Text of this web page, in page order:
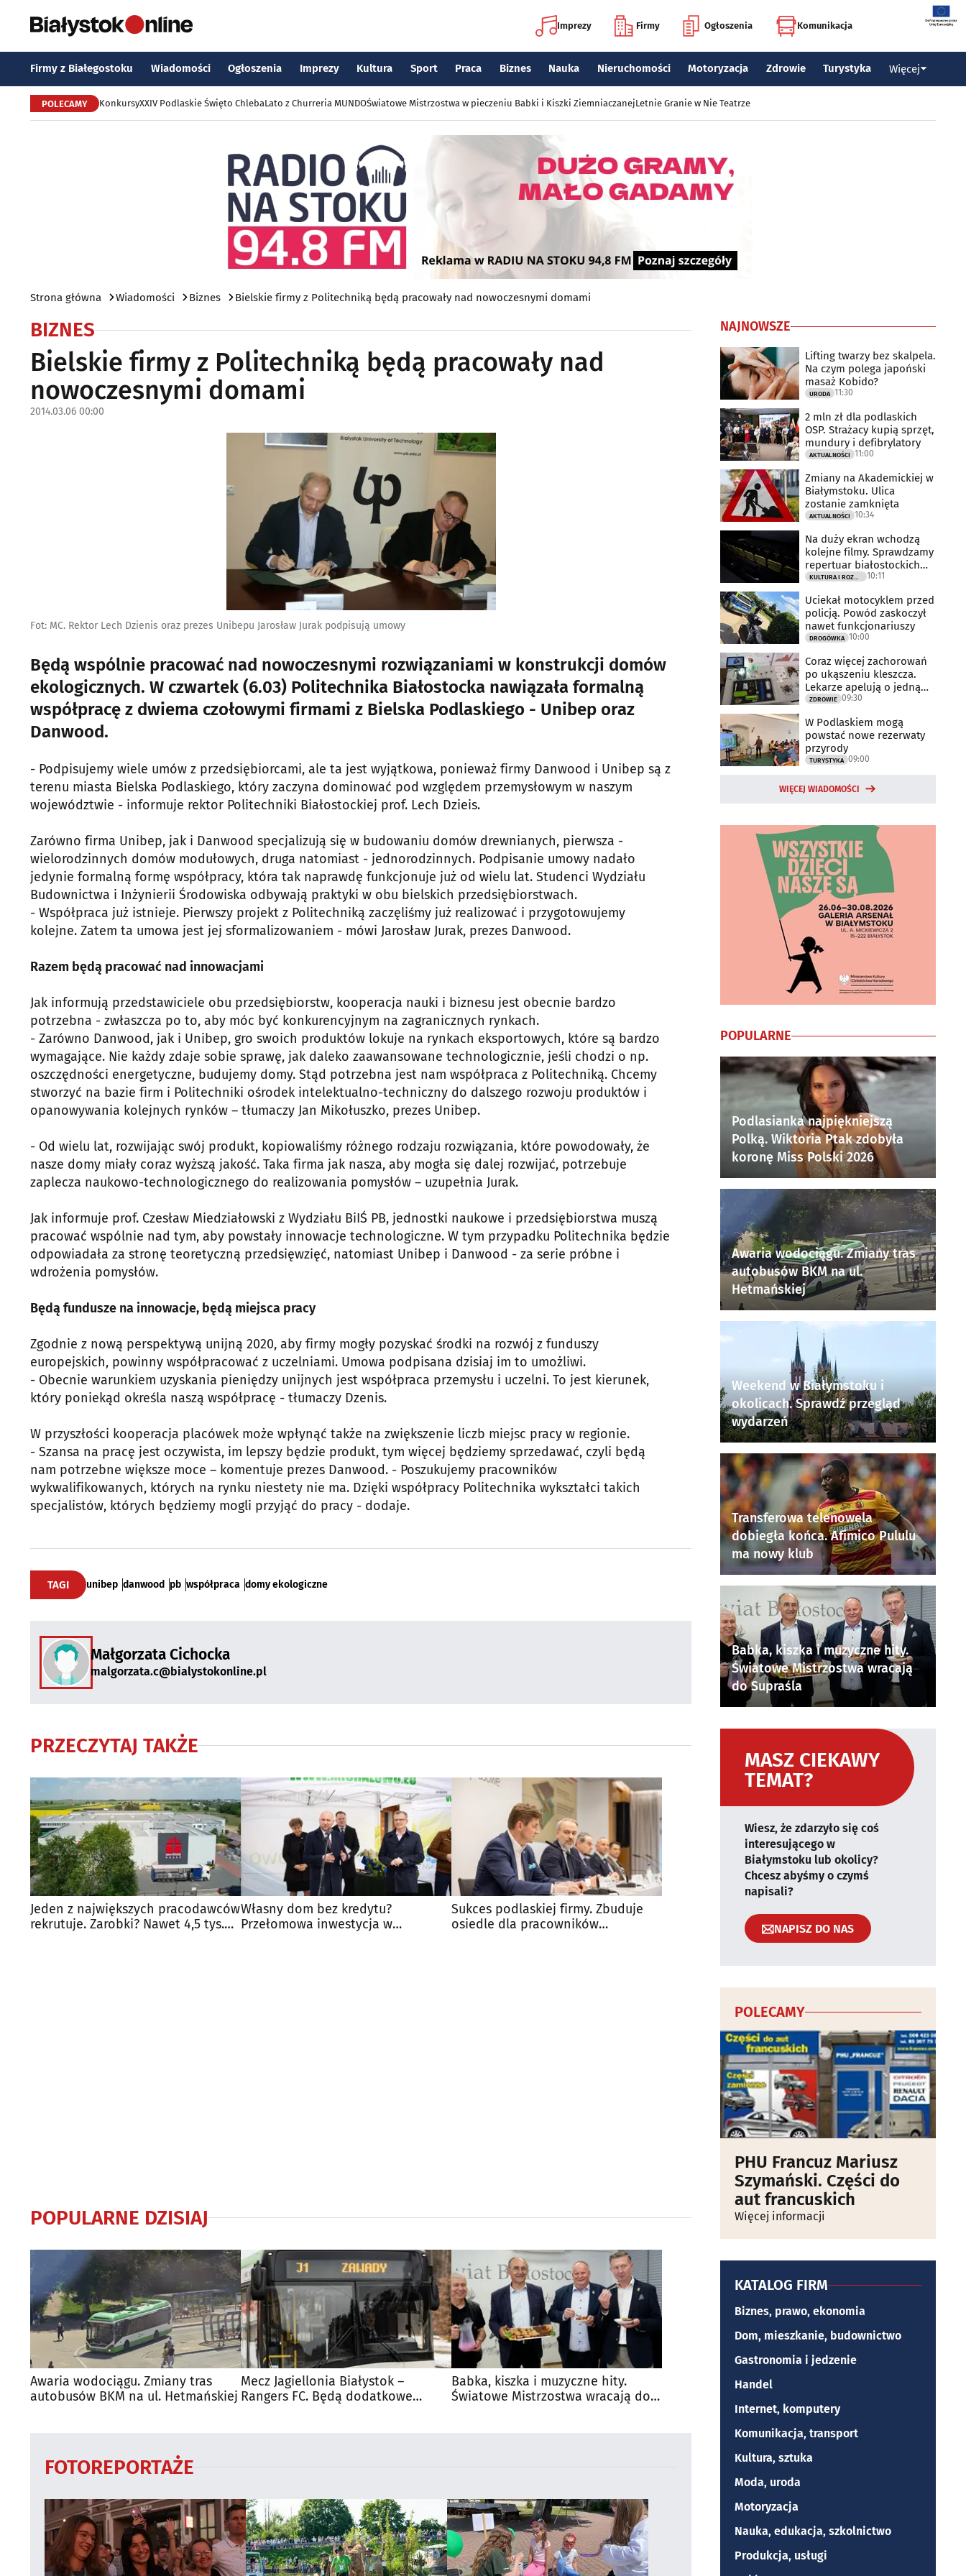
Imprezy Firmy Ogłoszenia Komunikacja
Firmy z Białegostoku Wiadomości Ogłoszenia Imprezy Kultura Sport Praca Biznes Nauka Nieruchomości Motoryzacja Zdrowie Turystyka Więcej
POLECAMY KonkursyXXIV Podlaskie Święto ChlebaLato z Churreria MUNDOŚwiatowe Mistrzostwa w pieczeniu Babki i Kiszki ZiemniaczanejLetnie Granie w Nie Teatrze
Strona główna Wiadomości Biznes Bielskie firmy z Politechniką będą pracowały nad nowoczesnymi domami
BIZNES
Bielskie firmy z Politechniką będą pracowały nad
nowoczesnymi domami
2014.03.06 00:00
Fot: MC. Rektor Lech Dzienis oraz prezes Unibepu Jarosław Jurak podpisują umowy
Będą wspólnie pracować nad nowoczesnymi rozwiązaniami w konstrukcji domów
ekologicznych. W czwartek (6.03) Politechnika Białostocka nawiązała formalną
współpracę z dwiema czołowymi firmami z Bielska Podlaskiego - Unibep oraz
Danwood.
- Podpisujemy wiele umów z przedsiębiorcami, ale ta jest wyjątkowa, ponieważ firmy Danwood i Unibep są z
terenu miasta Bielska Podlaskiego, który zaczyna dominować pod względem przemysłowym w naszym
województwie - informuje rektor Politechniki Białostockiej prof. Lech Dzieis.
Zarówno firma Unibep, jak i Danwood specjalizują się w budowaniu domów drewnianych, pierwsza -
wielorodzinnych domów modułowych, druga natomiast - jednorodzinnych. Podpisanie umowy nadało
jedynie formalną formę współpracy, która tak naprawdę funkcjonuje już od wielu lat. Studenci Wydziału
Budownictwa i Inżynierii Środowiska odbywają praktyki w obu bielskich przedsiębiorstwach.
- Współpraca już istnieje. Pierwszy projekt z Politechniką zaczęliśmy już realizować i przygotowujemy
kolejne. Zatem ta umowa jest jej sformalizowaniem - mówi Jarosław Jurak, prezes Danwood.
Razem będą pracować nad innowacjami
Jak informują przedstawiciele obu przedsiębiorstw, kooperacja nauki i biznesu jest obecnie bardzo
potrzebna - zwłaszcza po to, aby móc być konkurencyjnym na zagranicznych rynkach.
- Zarówno Danwood, jak i Unibep, gro swoich produktów lokuje na rynkach eksportowych, które są bardzo
wymagające. Nie każdy zdaje sobie sprawę, jak daleko zaawansowane technologicznie, jeśli chodzi o np.
oszczędności energetyczne, budujemy domy. Stąd potrzebna jest nam współpraca z Politechniką. Chcemy
stworzyć na bazie firm i Politechniki ośrodek intelektualno-techniczny do dalszego rozwoju produktów i
opanowywania kolejnych rynków – tłumaczy Jan Mikołuszko, prezes Unibep.
- Od wielu lat, rozwijając swój produkt, kopiowaliśmy różnego rodzaju rozwiązania, które powodowały, że
nasze domy miały coraz wyższą jakość. Taka firma jak nasza, aby mogła się dalej rozwijać, potrzebuje
zaplecza naukowo-technologicznego do realizowania pomysłów – uzupełnia Jurak.
Jak informuje prof. Czesław Miedziałowski z Wydziału BiIŚ PB, jednostki naukowe i przedsiębiorstwa muszą
pracować wspólnie nad tym, aby powstały innowacje technologiczne. W tym przypadku Politechnika będzie
odpowiadała za stronę teoretyczną przedsięwzięć, natomiast Unibep i Danwood - za serie próbne i
wdrożenia pomysłów.
Będą fundusze na innowacje, będą miejsca pracy
Zgodnie z nową perspektywą unijną 2020, aby firmy mogły pozyskać środki na rozwój z funduszy
europejskich, powinny współpracować z uczelniami. Umowa podpisana dzisiaj im to umożliwi.
- Obecnie warunkiem uzyskania pieniędzy unijnych jest współpraca przemysłu i uczelni. To jest kierunek,
który poniekąd określa naszą współpracę - tłumaczy Dzenis.
W przyszłości kooperacja placówek może wpłynąć także na zwiększenie liczb miejsc pracy w regionie.
- Szansa na pracę jest oczywista, im lepszy będzie produkt, tym więcej będziemy sprzedawać, czyli będą
nam potrzebne większe moce – komentuje prezes Danwood. - Poszukujemy pracowników
wykwalifikowanych, których na rynku niestety nie ma. Dzięki współpracy Politechnika wykształci takich
specjalistów, których będziemy mogli przyjąć do pracy - dodaje.
TAGI unibep danwood pb współpraca domy ekologiczne
Małgorzata Cichocka
malgorzata.c@bialystokonline.pl
PRZECZYTAJ TAKŻE
Jeden z największych pracodawców
rekrutuje. Zarobki? Nawet 4,5 tys.
Własny dom bez kredytu?
Przełomowa inwestycja w
Sukces podlaskiej firmy. Zbuduje
osiedle dla pracowników
POPULARNE DZISIAJ
Awaria wodociągu. Zmiany tras
autobusów BKM na ul. Hetmańskiej
Mecz Jagiellonia Białystok –
Rangers FC. Będą dodatkowe
Babka, kiszka i muzyczne hity.
Światowe Mistrzostwa wracają do
FOTOREPORTAŻE
NAJNOWSZE
Lifting twarzy bez skalpela.
Na czym polega japoński
masaż Kobido?
URODA 11:30
2 mln zł dla podlaskich
OSP. Strażacy kupią sprzęt,
mundury i defibrylatory
AKTUALNOŚCI 11:00
Zmiany na Akademickiej w
Białymstoku. Ulica
zostanie zamknięta
AKTUALNOŚCI 10:34
Na duży ekran wchodzą
kolejne filmy. Sprawdzamy
repertuar białostockich
kin
10:11
Uciekał motocyklem przed
policją. Powód zaskoczył
nawet funkcjonariuszy
DROGÓWKA 10:00
Coraz więcej zachorowań
po ukąszeniu kleszcza.
Lekarze apelują o jedną
rzecz
ZDROWIE 09:30
W Podlaskiem mogą
powstać nowe rezerwaty
przyrody
TURYSTYKA 09:00
WIĘCEJ WIADOMOŚCI
POPULARNE
Podlasianka najpiękniejszą
Polką. Wiktoria Ptak zdobyła
koronę Miss Polski 2026
Awaria wodociągu. Zmiany tras
autobusów BKM na ul.
Hetmańskiej
Weekend w Białymstoku i
okolicach. Sprawdź przegląd
wydarzeń
Transferowa telenowela
dobiegła końca. Afimico Pululu
ma nowy klub
Babka, kiszka i muzyczne hity.
Światowe Mistrzostwa wracają
do Supraśla
MASZ CIEKAWY
TEMAT?
Wiesz, że zdarzyło się coś
interesującego w
Białymstoku lub okolicy?
Chcesz abyśmy o czymś
napisali?
NAPISZ DO NAS
POLECAMY
PHU Francuz Mariusz
Szymański. Części do
aut francuskich
Więcej informacji
KATALOG FIRM
Biznes, prawo, ekonomia
Dom, mieszkanie, budownictwo
Gastronomia i jedzenie
Handel
Internet, komputery
Komunikacja, transport
Kultura, sztuka
Moda, uroda
Motoryzacja
Nauka, edukacja, szkolnictwo
Produkcja, usługi